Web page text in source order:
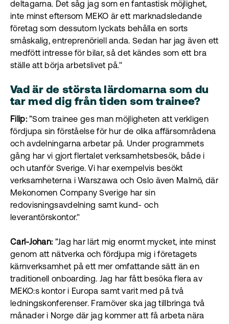
deltagarna. Det såg jag som en fantastisk möjlighet,
inte minst eftersom MEKO är ett marknadsledande
företag som dessutom lyckats behålla en sorts
småskalig, entreprenöriell anda. Sedan har jag även ett
medfött intresse för bilar, så det kändes som ett bra
ställe att börja arbetslivet på."
Vad är de största lärdomarna som du
tar med dig från tiden som trainee?
Filip:”Som trainee ges man möjligheten att verkligen
fördjupa sin förståelse för hur de olika affärsområdena
och avdelningarna arbetar på. Under programmets
gång har vi gjort flertalet verksamhetsbesök, både i
och utanför Sverige. Vi har exempelvis besökt
verksamheterna i Warszawa och Oslo även Malmö, där
Mekonomen Company Sverige har sin
redovisningsavdelning samt kund- och
leverantörskontor."
Carl-Johan:”Jag har lärt mig enormt mycket, inte minst
genom att nätverka och fördjupa mig i företagets
kärnverksamhet på ett mer omfattande sätt än en
traditionell onboarding. Jag har fått besöka flera av
MEKO:s kontor i Europa samt varit med på två
ledningskonferenser. Framöver ska jag tillbringa två
månader i Norge där jag kommer att få arbeta nära